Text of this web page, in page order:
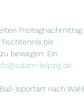
Freitagnachmittag
bis
bewegen. Ein
leipzig.de
)sportart nach Wahl